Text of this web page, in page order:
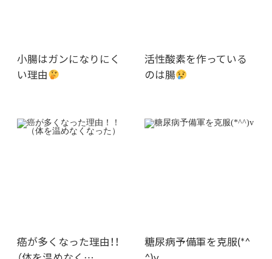
小腸はガンになりにく
い理由
活性酸素を作っている
のは腸
癌が多くなった理由！！
糖尿病予備軍を克服(*^